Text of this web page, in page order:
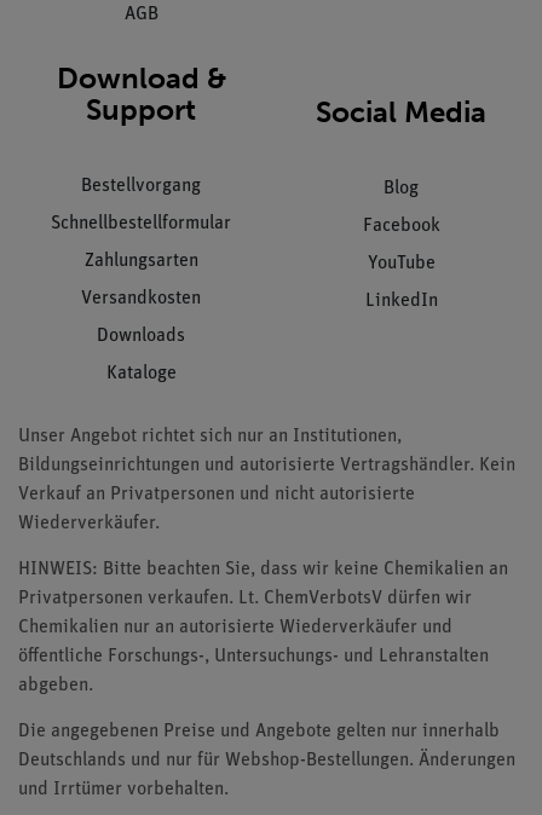
AGB
Download &
Support
Bestellvorgang
Schnellbestellformular
Zahlungsarten
Versandkosten
Downloads
Kataloge
Social Media
Blog
Facebook
YouTube
LinkedIn
Unser Angebot richtet sich nur an Institutionen,
Bildungseinrichtungen und autorisierte Vertragshändler. Kein
Verkauf an Privatpersonen und nicht autorisierte
Wiederverkäufer.
HINWEIS: Bitte beachten Sie, dass wir keine Chemikalien an
Privatpersonen verkaufen. Lt. ChemVerbotsV dürfen wir
Chemikalien nur an autorisierte Wiederverkäufer und
öffentliche Forschungs-, Untersuchungs- und Lehranstalten
abgeben.
Die angegebenen Preise und Angebote gelten nur innerhalb
Deutschlands und nur für Webshop-Bestellungen. Änderungen
und Irrtümer vorbehalten.